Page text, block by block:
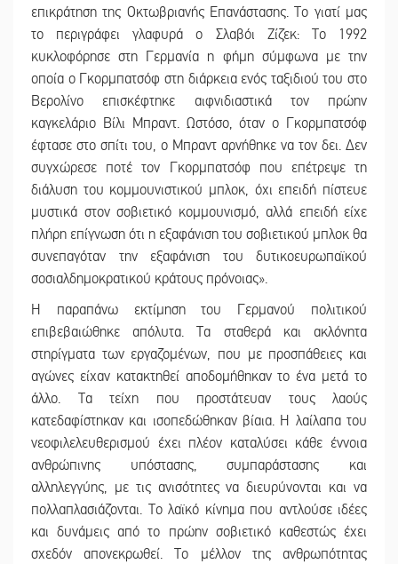
επικράτηση της Οκτωβριανής Επανάστασης. Το γιατί μας
το περιγράφει γλαφυρά ο Σλαβόι Ζίζεκ: Το 1992
κυκλοφόρησε στη Γερμανία η φήμη σύμφωνα με την
οποία ο Γκορμπατσόφ στη διάρκεια ενός ταξιδιού του στο
Βερολίνο επισκέφτηκε αιφνιδιαστικά τον πρώην
καγκελάριο Βίλι Μπραντ. Ωστόσο, όταν ο Γκορμπατσόφ
έφτασε στο σπίτι του, ο Μπραντ αρνήθηκε να τον δει. Δεν
συγχώρεσε ποτέ τον Γκορμπατσόφ που επέτρεψε τη
διάλυση του κομμουνιστικού μπλοκ, όχι επειδή πίστευε
μυστικά στον σοβιετικό κομμουνισμό, αλλά επειδή είχε
πλήρη επίγνωση ότι η εξαφάνιση του σοβιετικού μπλοκ θα
συνεπαγόταν την εξαφάνιση του δυτικοευρωπαϊκού
σοσιαλδημοκρατικού κράτους πρόνοιας».
Η παραπάνω εκτίμηση του Γερμανού πολιτικού
επιβεβαιώθηκε απόλυτα. Τα σταθερά και ακλόνητα
στηρίγματα των εργαζομένων, που με προσπάθειες και
αγώνες είχαν κατακτηθεί αποδομήθηκαν το ένα μετά το
άλλο. Τα τείχη που προστάτευαν τους λαούς
κατεδαφίστηκαν και ισοπεδώθηκαν βίαια. Η λαίλαπα του
νεοφιλελευθερισμού έχει πλέον καταλύσει κάθε έννοια
ανθρώπινης υπόστασης, συμπαράστασης και
αλληλεγγύης, με τις ανισότητες να διευρύνονται και να
πολλαπλασιάζονται. Το λαϊκό κίνημα που αντλούσε ιδέες
και δυνάμεις από το πρώην σοβιετικό καθεστώς έχει
σχεδόν απονεκρωθεί. Το μέλλον της ανθρωπότητας